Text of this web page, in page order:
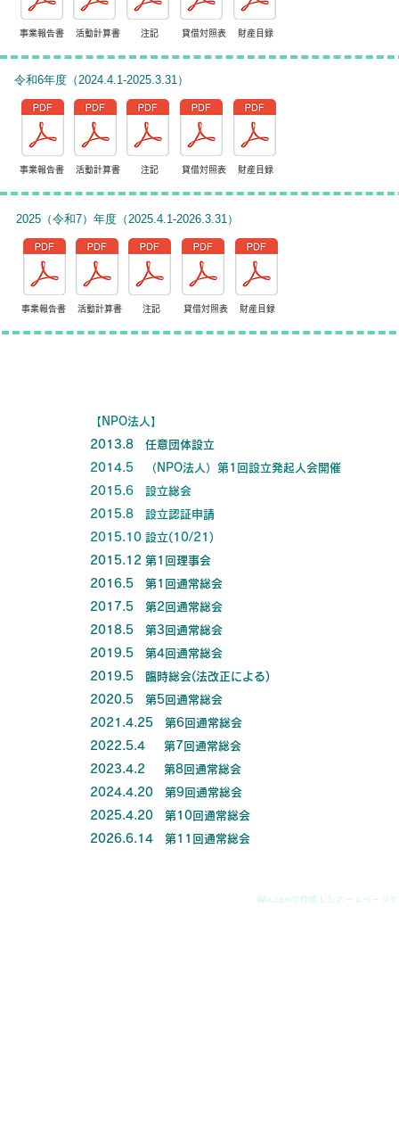
事業報告書 活動計算書 注記 貸借対照表 財産目録
令和6年度（2024.4.1-2025.3.31）
事業報告書 活動計算書 注記 貸借対照表 財産目録
2025（令和7）年度（2025.4.1-2026.3.31）
事業報告書 活動計算書 注記 貸借対照表 財産目録
​【NPO法人】
2013.8 任意団体設立
2014.5 （NPO法人）第1回設立発起人会開催
2015.6 設立総会
2015.8 設立認証申請
2015.10 設立(10/21)
2015.12 第1回理事会
2016.5 第1回通常総会
2017.5 第2回通常総会
2018.5 第3回通常総会
2019.5 第4回通常総会
2019.5 臨時総会(法改正による)
2020.5 第5回通常総会
2021.4.25 第6回通常総会
2022.5.4 第7回通常総会
​2023.4.2 第8回通常総会
​2024.4.20 第9回通常総会
2025.4.20 第10回通常総会
2026.6.14 第11回通常総会
Wix.comで作成したホームページ